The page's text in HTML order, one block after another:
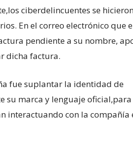
ciberdelincuentes se
En​ el correo electrónico que
pendiente a su ⁣nombre,
dicha factura.
fue suplantar la identidad de
su⁢ marca y⁤ lenguaje⁣ oficial,para
interactuando ⁣con la ⁤compañía